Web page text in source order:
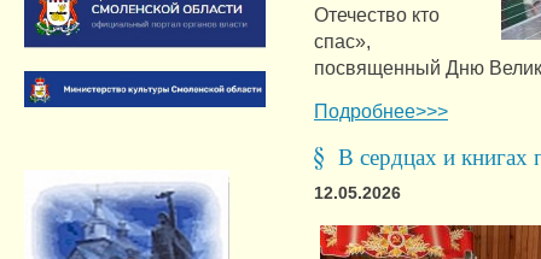
Отечество кто
спас»,
посвященный Дню
Подробнее>>>
В сердцах и книгах
12.05.2026